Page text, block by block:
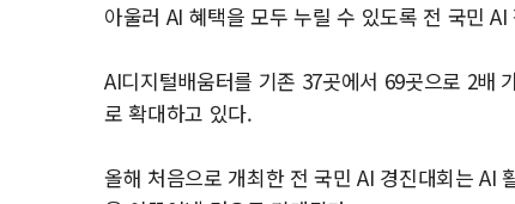
아울러 AI 혜택을 모두 누릴 수 있도록 전 국민
AI디지털배움터를 기존 37곳에서 69곳으로 2배
로 확대하고 있다.
올해 처음으로 개최한 전 국민 AI 경진대회는 AI